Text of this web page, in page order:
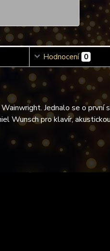
Hodnocení 0
Jednalo se o
Wunsch pro klavír,